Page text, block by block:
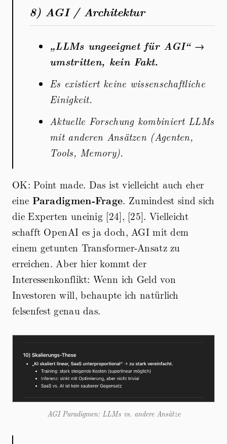
8) AGI / Architektur
„LLMs ungeeignet für AGI“→
umstritten, kein Fakt.
Es existiert keine wissenschaftliche
Einigkeit.
Aktuelle Forschung kombiniert LLMs
mit anderen Ansätzen (Agenten,
Tools, Memory).
OK: Point made. Das ist vielleicht auch eher
eine Paradigmen-Frage. Zumindest sind sich
die Experten uneinig [24], [25]. Vielleicht
schafft OpenAI es ja doch, AGI mit dem
einem getunten Transformer-Ansatz zu
erreichen. Aber hier kommt der
Interessenkonflikt: Wenn ich Geld von
Investoren will, behaupte ich natürlich
felsenfest genau das.
AGI Paradigmen: LLMs vs. andere Ansätze